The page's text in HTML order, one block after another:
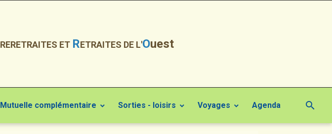
RERETRAITES ET RETRAITES DE L'Ouest
Mutuelle complémentaire Sorties - loisirs Voyages Agenda